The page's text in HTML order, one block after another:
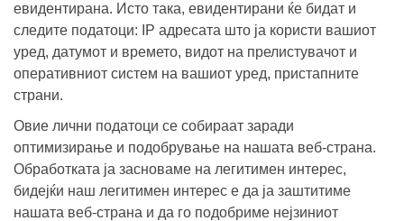
евидентирана. Исто така, евидентирани ќе бидат и
следите податоци: IP адресата што ја користи вашиот
уред, датумот и времето, видот на прелистувачот и
оперативниот систем на вашиот уред, пристапните
страни.
Овие лични податоци се собираат заради
оптимизирање и подобрување на нашата веб-страна.
Обработката ја засноваме на легитимен интерес,
бидејќи наш легитимен интерес е да ја заштитиме
нашата веб-страна и да го подобриме нејзиниот